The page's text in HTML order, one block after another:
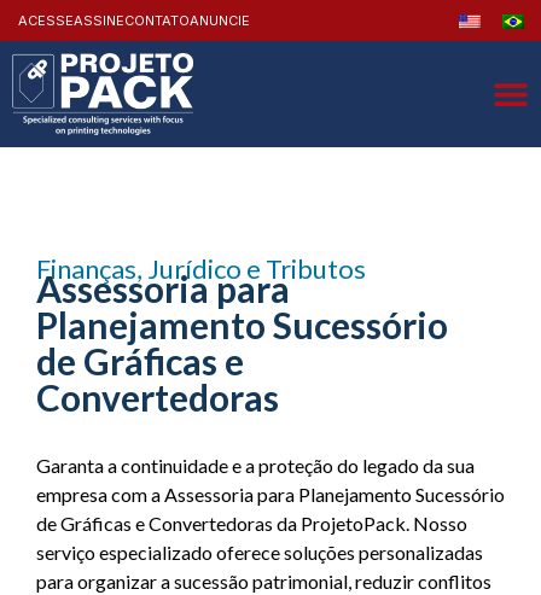
ACESSEASSINECONTATOANUNCIE
Finanças, Jurídico e Tributos
Assessoria para
Planejamento Sucessório
de Gráficas e
Convertedoras
Garanta a continuidade e a proteção do legado da sua
empresa com a Assessoria para Planejamento Sucessório
de Gráficas e Convertedoras da ProjetoPack. Nosso
serviço especializado oferece soluções personalizadas
para organizar a sucessão patrimonial, reduzir conflitos